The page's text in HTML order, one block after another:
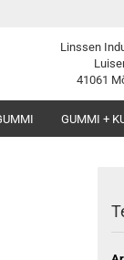
Linssen
41061
GUMMI +